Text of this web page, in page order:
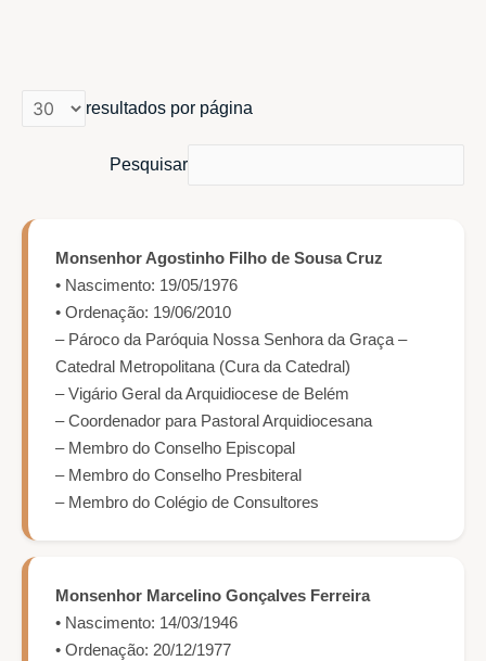
resultados por página
Pesquisar
Monsenhor Agostinho Filho de Sousa Cruz
• Nascimento: 19/05/1976
• Ordenação: 19/06/2010
– Pároco da Paróquia Nossa Senhora da Graça –
Catedral Metropolitana (Cura da Catedral)
– Vigário Geral da Arquidiocese de Belém
– Coordenador para Pastoral Arquidiocesana
– Membro do Conselho Episcopal
– Membro do Conselho Presbiteral
– Membro do Colégio de Consultores
Monsenhor Marcelino Gonçalves Ferreira
• Nascimento: 14/03/1946
• Ordenação: 20/12/1977